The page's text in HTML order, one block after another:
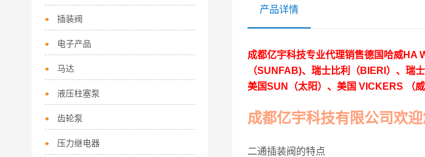
产品详情
成都亿宇科技专业代理销售德国哈威HA
（SUNFAB)、瑞士比利（BIERI）、瑞
美国SUN（太阳）、美国 VICKERS （
成都亿宇科技有限公司欢迎
二通插装阀的特点
插装阀
电子产品
马达
液压柱塞泵
齿轮泵
压力继电器